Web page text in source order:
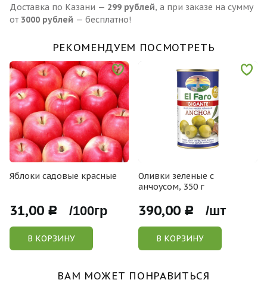
Доставка по Казани — 299 рублей, а при заказе на сумму
от 3000 рублей — бесплатно!
РЕКОМЕНДУЕМ ПОСМОТРЕТЬ
Яблоки садовые красные
31,00 Р /100гр
В КОРЗИНУ
Оливки зеленые с
анчоусом, 350 г
390,00 Р /шт
В КОРЗИНУ
ВАМ МОЖЕТ ПОНРАВИТЬСЯ